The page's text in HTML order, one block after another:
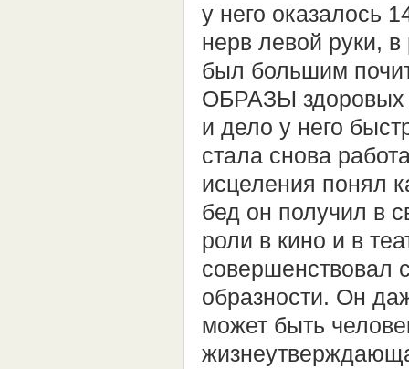
у него оказалось
нерв левой руки, в
был большим
ОБРАЗЫ здоровых
и дело у него
стала снова
исцеления понял
бед он получил в
роли в кино и в
совершенствовал
образности. Он
может быть